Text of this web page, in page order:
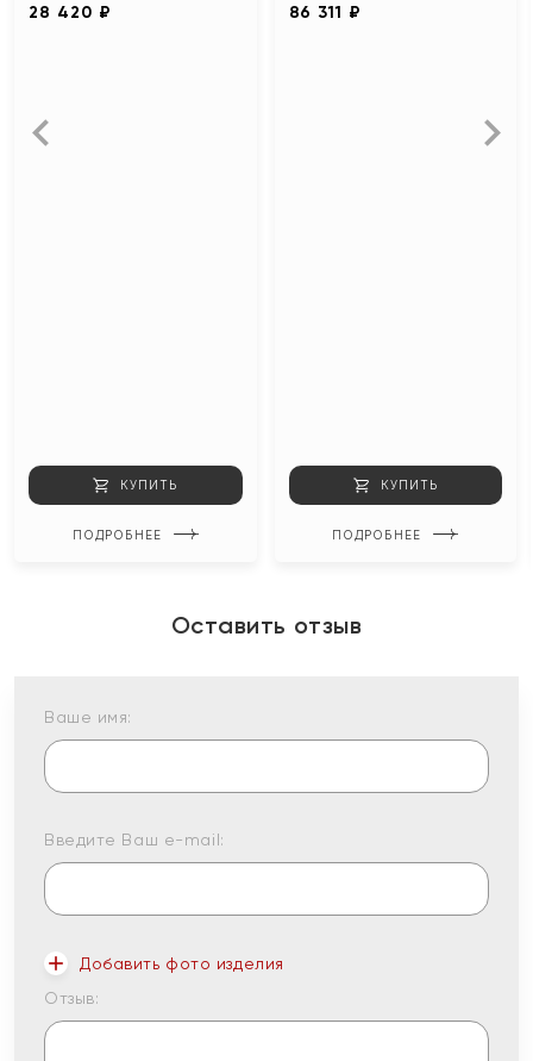
28 420 ₽
КУПИТЬ
ПОДРОБНЕЕ
86 311 ₽
КУПИТЬ
ПОДРОБНЕЕ
Оставить отзыв
Ваше имя:
Введите Ваш e-mail:
Добавить фото изделия
Отзыв: